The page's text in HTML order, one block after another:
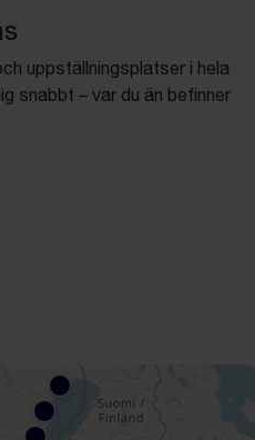
uppställningsplatser i hela
snabbt – var du än befinner